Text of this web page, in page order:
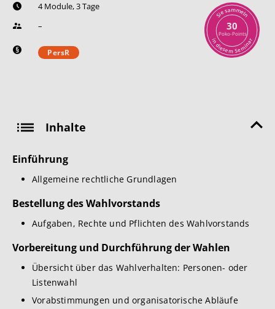
Inhalte
Einführung
Allgemeine rechtliche Grundlagen
Bestellung des Wahlvorstands
Aufgaben, Rechte und Pflichten des Wahlvorstands
Vorbereitung und Durchführung der Wahlen
Übersicht über das Wahlverhalten: Personen- oder
Listenwahl
Vorabstimmungen und organisatorische Abläufe
4 Module, 3 Tage
–
PersR
i
n
d
iesemSemi
n
a
r
S
iesammel
n
30
Poko-Points